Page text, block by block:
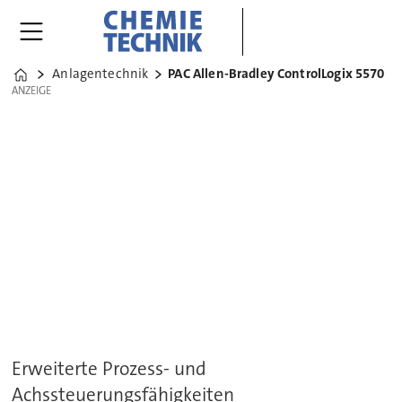
Home
Anlagentechnik PAC Allen-Bradley ControlLogix 5570
ANZEIGE
ANZEIGE
Erweiterte Prozess- und
Achssteuerungsfähigkeiten